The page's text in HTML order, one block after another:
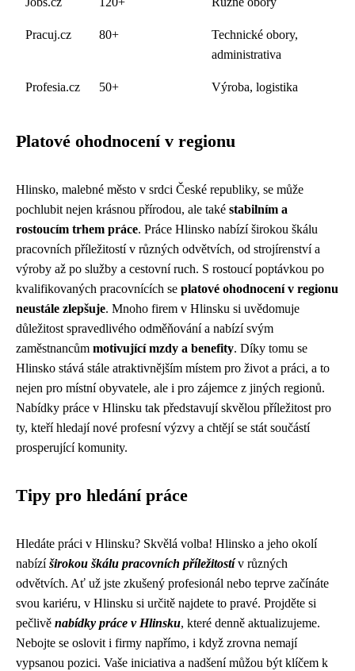
Pracuj.cz 80+
Technické obory,
administrativa
Profesia.cz 50+ Výroba, logistika
Platové ohodnocení v regionu
Hlinsko, malebné město v srdci České republiky, se může
pochlubit nejen krásnou přírodou, ale také stabilním a
rostoucím trhem práce. Práce Hlinsko nabízí širokou škálu
pracovních příležitostí v různých odvětvích, od strojírenství a
výroby až po služby a cestovní ruch. S rostoucí poptávkou po
kvalifikovaných pracovnících se platové ohodnocení v regionu
neustále zlepšuje. Mnoho firem v Hlinsku si uvědomuje
důležitost spravedlivého odměňování a nabízí svým
zaměstnancům motivující mzdy a benefity. Díky tomu se
Hlinsko stává stále atraktivnějším místem pro život a práci, a to
nejen pro místní obyvatele, ale i pro zájemce z jiných regionů.
Nabídky práce v Hlinsku tak představují skvělou příležitost pro
ty, kteří hledají nové profesní výzvy a chtějí se stát součástí
prosperující komunity.
Tipy pro hledání práce
Hledáte práci v Hlinsku? Skvělá volba! Hlinsko a jeho okolí
nabízíširokou škálu pracovních příležitostív různých
odvětvích. Ať už jste zkušený profesionál nebo teprve začínáte
svou kariéru, v Hlinsku si určitě najdete to pravé. Projděte si
pečlivě nabídky práce v Hlinsku, které denně aktualizujeme.
Nebojte se oslovit i firmy napřímo, i když zrovna nemají
vypsanou pozici. Vaše iniciativa a nadšení můžou být klíčem k